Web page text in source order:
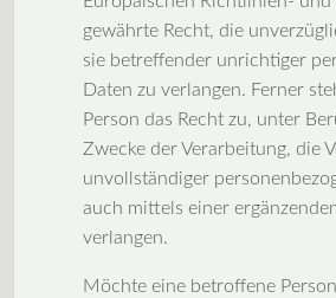
gewährte Recht, die
sie betreffender unrichtiger
Daten zu verlangen. Ferner
Person das Recht zu, unter
Zwecke der Verarbeitung, die
unvollständiger
auch mittels einer
verlangen.
Möchte eine betroffene